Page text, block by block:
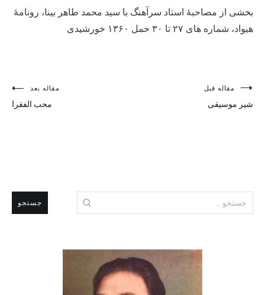
بخشی از مصاحبۀ استاد سرآهنگ با سید محمد طاهر بینا، رونامۀ
هیواد، شماره های ۲۷ تا ۳۰ حمل ۱۳۶۰ خورشیدی
راهبری
نوشته
مقاله قبل
شیر موسیقی
مقاله بعد
محب الفقرا
برای: